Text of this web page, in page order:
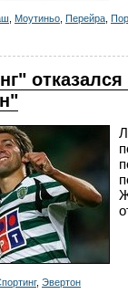
Моутиньо Перейра
, Эвертон